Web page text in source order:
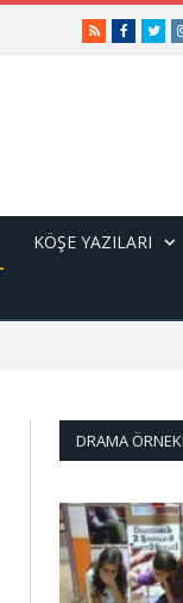
RSSFacebook
KÖŞE YAZILARI
DRAMA